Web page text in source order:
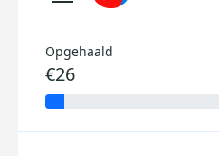
Opgehaald
€26